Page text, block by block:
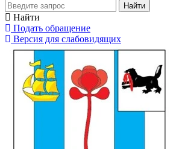
Найти
Найти
Подать обращение
Версия для слабовидящих